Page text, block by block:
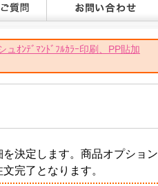
ｵﾝﾃﾞﾏﾝﾄﾞﾌﾙｶﾗｰ印刷、PP貼加
決定します。商品オプション
完了となります。